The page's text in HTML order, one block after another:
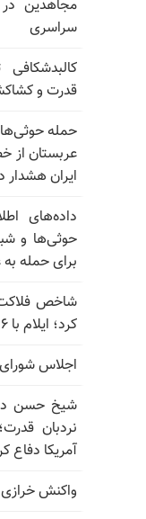
مجاهدین
سراسری
قدرت و
عربستان از
ایران هشدار
داده‌های
حوثی‌ها و
برای حمله
کرد؛ ایلام با ۱۲۰.۶ درصد در صدر
اجلاس
شیخ حسن
نردبان
آمریکا دفاع
واکنش